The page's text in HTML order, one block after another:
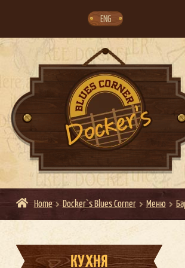
ENG
Home Docker`s Blues Corner Меню
КУХНЯ